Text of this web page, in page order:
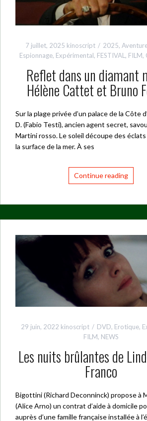
7 juillet, 2025 kinoscript 2025,
Espionnage, Expérimental, FESTIVAL , FILM,
Reflet dans un diamant
Hélène Cattet et Bruno
Sur la plage privée d’un palace de la Côte
D. (Fabio Testi), ancien agent secret,
Martini rosso. Le soleil découpe des
la surface de la mer. À ses
Continue reading
29 juin, 2022 kinoscript DVD, Erotique,
FILM, NEWS
Les nuits brûlantes de
Franco
Bigottini (Richard Deconninck) propose à
(Alice Arno) un contrat d’aide à domicile
auprès d’une famille française installée à